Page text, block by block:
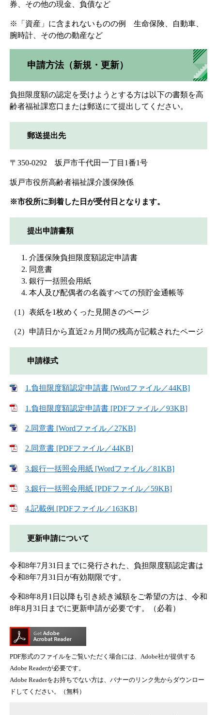
券、その他の現金、負債など
※「資産」に含まれないものの例 生命保険、自動車、
腕時計、その他の動産など
申請方法（新規・更新）
負担限度額の認定を受けようとする方は以下の書類を高
齢者福祉課窓口または郵送にて提出してください。
郵送提出先
〒350-0292 坂戸市千代田一丁目1番1号
坂戸市役所高齢者福祉課介護保険係
※市役所に到着した日が受付日となります。
提出申請書類
介護保険負担限度額認定申請書
同意書
銀行一括照会用紙
本人及び配偶者の名義すべての預貯金通帳等
（1）表紙を1枚めくった見開きのページ
（2）申請日から直近2ヵ月間の残高が記載されたページ
申請様式
1.負担限度額認定申請書 [Wordファイル／44KB]
1.負担限度額認定申請書 [PDFファイル／93KB]
2.同意書 [Wordファイル／27KB]
2.同意書 [PDFファイル／44KB]
3.銀行一括照会用紙 [Wordファイル／81KB]
3.銀行一括照会用紙 [PDFファイル／59KB]
4.記載例 [PDFファイル／163KB]
更新申請について
令和8年7月31日までに発行された、負担限度額認定書は
令和8年7月31日が有効期限です。
令和8年8月1日以降も引き続き減額をご希望の方は、令和
8年8月31日までに更新申請が必要です。（必着）
PDF形式のファイルをご覧いただく場合には、Adobe社が提供する
Adobe Readerが必要です。
Adobe Readerをお持ちでない方は、バナーのリンク先からダウンロー
ドしてください。（無料）